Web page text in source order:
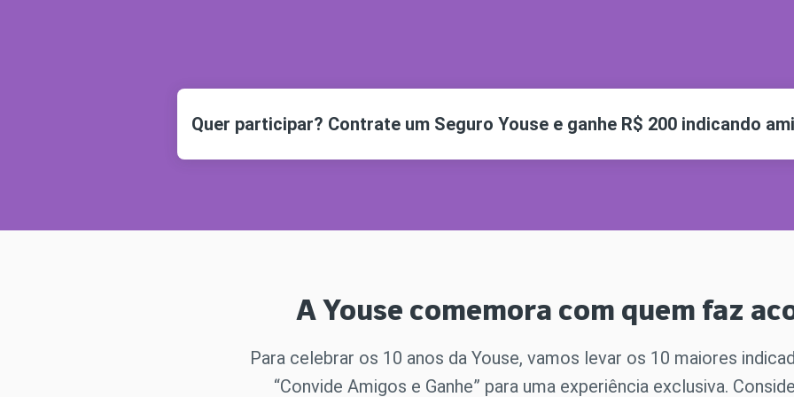
OUVIDORIA
Quer participar? Contrate um Seguro Youse e ganhe R$ 200 indicando
A Youse comemora com quem faz
Para celebrar os 10 anos da Youse, vamos levar os 10 maiores
“Convide Amigos e Ganhe” para uma experiência exclusiva.